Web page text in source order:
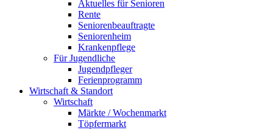
Aktuelles für Senioren
Rente
Seniorenbeauftragte
Seniorenheim
Krankenpflege
Für Jugendliche
Jugendpfleger
Ferienprogramm
Wirtschaft & Standort
Wirtschaft
Märkte / Wochenmarkt
Töpfermarkt